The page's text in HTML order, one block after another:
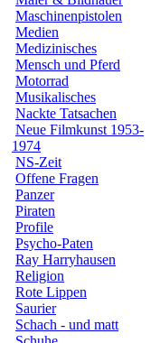
Maschinenpistolen
Medien
Medizinisches
Mensch und Pferd
Motorrad
Musikalisches
Nackte Tatsachen
Neue Filmkunst 1953-
1974
NS-Zeit
Offene Fragen
Panzer
Piraten
Profile
Psycho-Paten
Ray Harryhausen
Religion
Rote Lippen
Saurier
Schach - und matt